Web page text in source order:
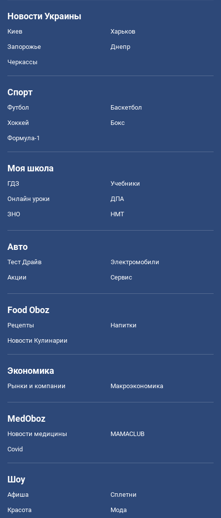
Новости Украины
Киев Харьков
Запорожье Днепр
Черкассы
Спорт
Футбол Баскетбол
Хоккей Бокс
Формула-1
Моя школа
ГДЗ Учебники
Онлайн уроки ДПА
ЗНО НМТ
Авто
Тест Драйв Электромобили
Акции Сервис
Food Oboz
Рецепты Напитки
Новости Кулинарии
Экономика
Рынки и компании Mакроэкономика
MedOboz
Новости медицины MAMACLUB
Covid
Шоу
Афиша Сплетни
Красота Мода